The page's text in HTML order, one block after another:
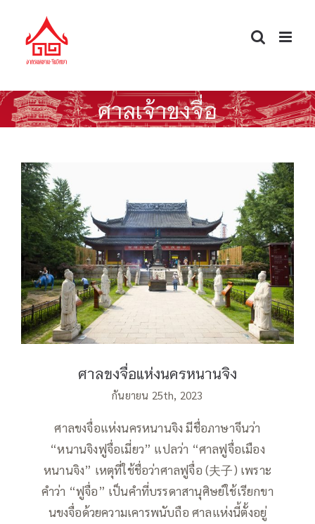
content
ศาลเจ้าขงจื่อ
ศาลขงจื่อแห่งนครหนานจิง
ศาลขงจื่อแห่งนครหนานจิง
กันยายน 25th, 2023
ศาลขงจื่อแห่งนครหนานจิง มีชื่อภาษาจีนว่า
“หนานจิงฟูจื่อเมี่ยว” แปลว่า “ศาลฟูจื่อเมือง
หนานจิง” เหตุที่ใช้ชื่อว่าศาลฟูจื่อ (夫子) เพราะ
คำว่า “ฟูจื่อ” เป็นคำที่บรรดาสานุศิษย์ใช้เรียกขา
นขงจื่อด้วยความเคารพนับถือ ศาลแห่งนี้ตั้งอยู่